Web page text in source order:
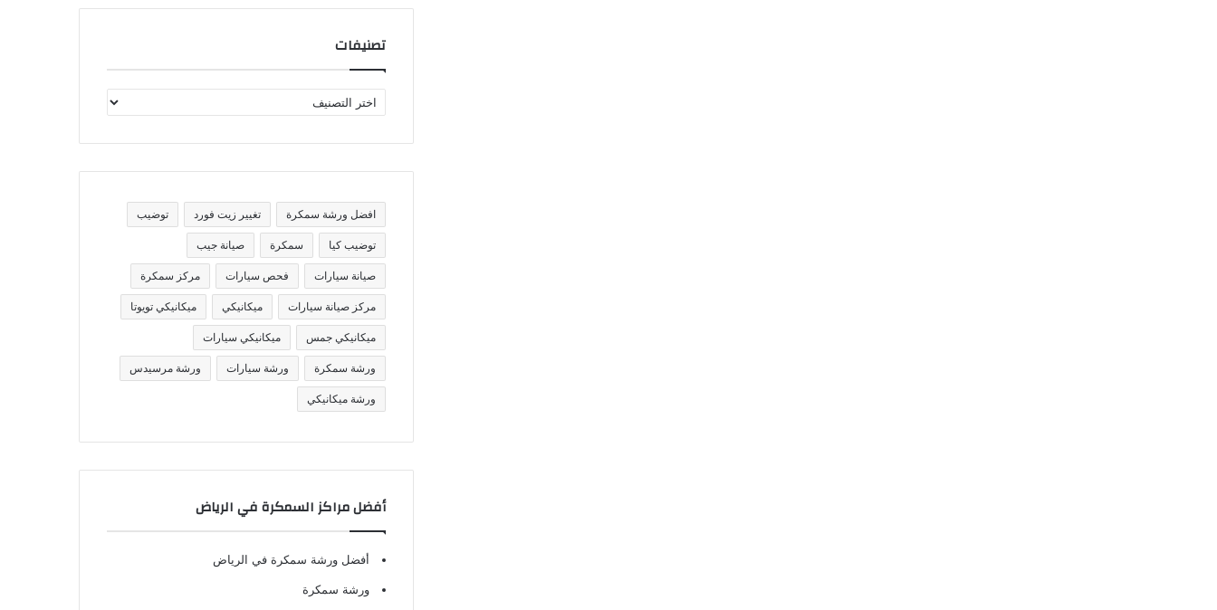
تصنيفات
ص
ف
تافضل ورشة سمكرة تغيير زيت فورد توضيب
توضيب كيا سمكرة صيانة جيب
صيانة سيارات فحص سيارات مركز سمكرة
مركز صيانة سيارات ميكانيكي ميكانيكي تويوتا
ميكانيكي جمس ميكانيكي سيارات
ورشة سمكرة ورشة سيارات ورشة مرسيدس
ورشة ميكانيكي
أفضل مراكز السمكرة في الرياض
أفضل ورشة سمكرة في الرياض
ورشة سمكرة